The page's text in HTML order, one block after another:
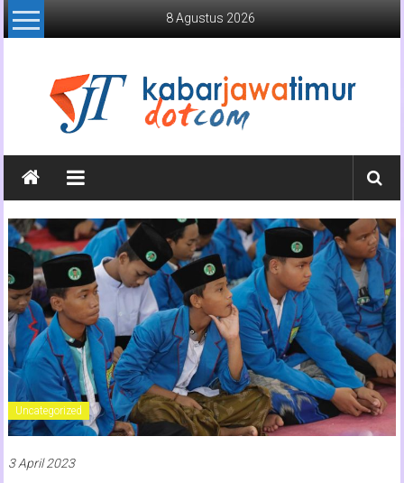
Lompat
ke
8 Agustus 2026
Kabar
Jawa
Timur
Media
Online
Jawa
Timur
Uncategorized
3 April 2023